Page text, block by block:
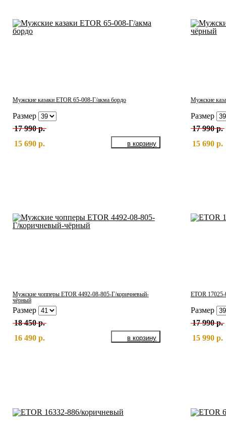
Мужские казаки ETOR 65-008-Г/акма бордо
Размер
17 990 р.
15 690 р.
Мужские
Размер
17 990 р.
15 690 р.
Мужские чопперы ETOR 4492-08-805-Г/коричневый-
чёрный
Размер
18 450 р.
16 490 р.
ETOR
Размер
17 990 р.
15 990 р.